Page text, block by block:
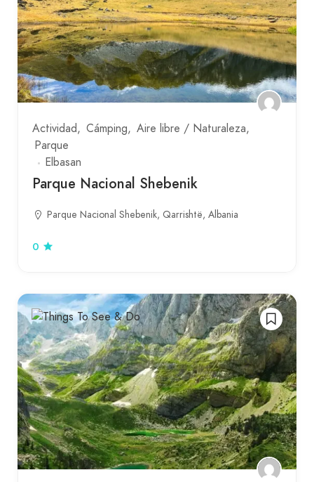
Actividad Cámping
Aire libre / Naturaleza
Parque
Elbasan
Parque Nacional Shebenik
Parque Nacional Shebenik, Qarrishtë, Albania
0